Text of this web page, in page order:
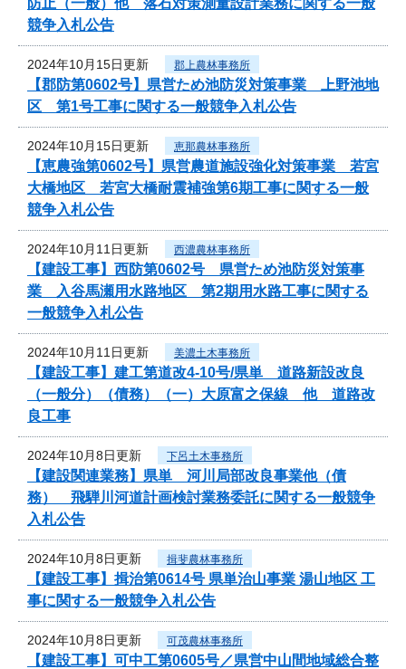
競争入札公告
2024年10月15日更新 郡上農林事務所
【郡防第0602号】県営ため池防災対策事業 上野池地
区 第1号工事に関する一般競争入札公告
2024年10月15日更新 恵那農林事務所
【恵農強第0602号】県営農道施設強化対策事業 若宮
大橋地区 若宮大橋耐震補強第6期工事に関する一般
競争入札公告
2024年10月11日更新 西濃農林事務所
【建設工事】西防第0602号 県営ため池防災対策事
業 入谷馬瀬用水路地区 第2期用水路工事に関する
一般競争入札公告
2024年10月11日更新 美濃土木事務所
【建設工事】建工第道改4-10号/県単 道路新設改良
（一般分）（債務）（一）大原富之保線 他 道路改
良工事
2024年10月8日更新 下呂土木事務所
【建設関連業務】県単 河川局部改良事業他（債
務） 飛騨川河道計画検討業務委託に関する一般競争
入札公告
2024年10月8日更新 揖斐農林事務所
【建設工事】揖治第0614号 県単治山事業 湯山地区 工
事に関する一般競争入札公告
2024年10月8日更新 可茂農林事務所
【建設工事】可中工第0605号／県営中山間地域総合整